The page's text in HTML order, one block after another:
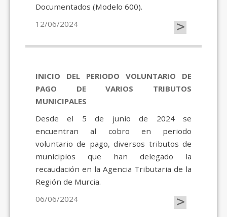
Documentados (Modelo 600).
12/06/2024
>
INICIO DEL PERIODO VOLUNTARIO DE
PAGO DE VARIOS TRIBUTOS
MUNICIPALES
Desde el 5 de junio de 2024 se
encuentran al cobro en periodo
voluntario de pago, diversos tributos de
municipios que han delegado la
recaudación en la Agencia Tributaria de la
Región de Murcia.
06/06/2024
>